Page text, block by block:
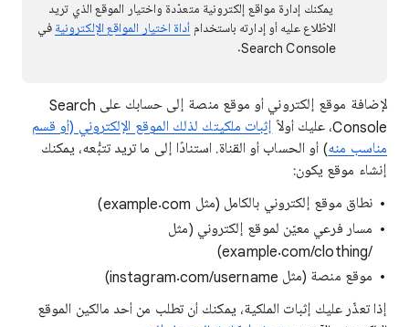
يمكنك إدارة مواقع إلكترونية متعدّدة واختيار الموقع الذي تريد
الاطّلاع عليه أو إدارته باستخدام أداة اختيار المواقع الإلكترونية في
Search Console.
لإضافة موقع إلكتروني أو موقع منصة إلى حسابك على Search
Console، عليك أولاً
إثبات ملكيتك لذلك الموقع الإلكتروني (أو قسم
مناسب منه) أو الحساب أو القناة. استنادًا إلى ما تريد تتبُّعه، يمكنك
إنشاء موقع يكون:
نطاق موقع إلكتروني بالكامل (مثل example.com)
مسار فرعي معيّن لموقع إلكتروني (مثل
example.com/clothing/‎)
موقع منصة (مثل instagram.com/username)
إذا تعذّر عليك إثبات الملكية، يمكنك أن تطلب من أحد مالكين الموقع